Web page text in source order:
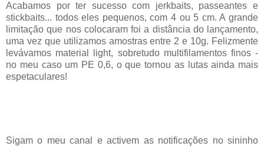
Acabamos por ter sucesso com jerkbaits, passeantes e
stickbaits... todos eles pequenos, com 4 ou 5 cm. A grande
limitação que nos colocaram foi a distância do lançamento,
uma vez que utilizamos amostras entre 2 e 10g. Felizmente
levávamos material light, sobretudo multifilamentos finos -
no meu caso um PE 0,6, o que tornou as lutas ainda mais
espetaculares!
Sigam o meu canal e activem as notificações no sininho